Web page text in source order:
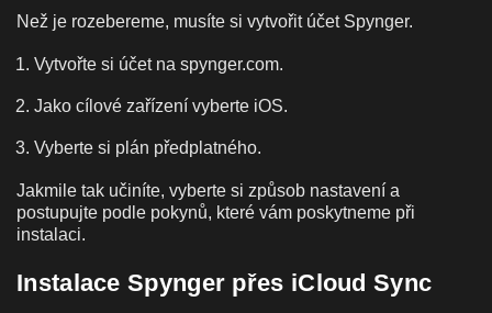
Než je rozebereme, musíte si vytvořit účet Spynger.
Vytvořte si účet na spynger.com.
Jako cílové zařízení vyberte iOS.
Vyberte si plán předplatného.
Jakmile tak učiníte, vyberte si způsob nastavení a
postupujte podle pokynů, které vám poskytneme při
instalaci.
Instalace Spynger přes iCloud Sync